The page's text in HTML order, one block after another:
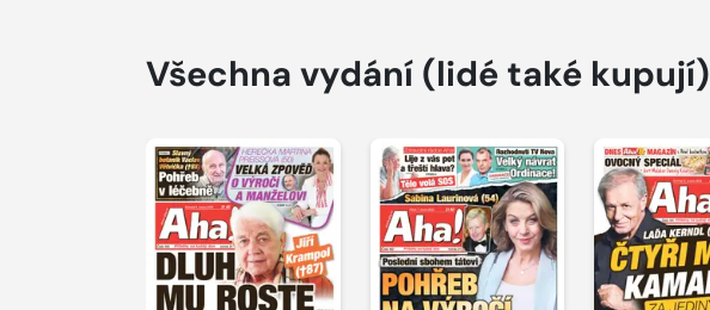
Všechna vydání (lidé také kupují)